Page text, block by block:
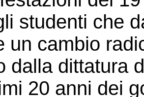
studenti che
un cambio
dalla dittatura
20 anni dei